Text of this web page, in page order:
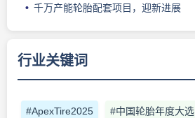
千万产能轮胎配套项目，迎新进展
行业关键词
#ApexTire2025 #中国轮胎年度大选